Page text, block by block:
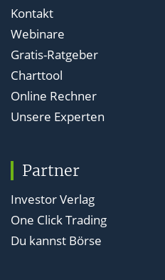
Kontakt
Webinare
Gratis-Ratgeber
Charttool
Online Rechner
Unsere Experten
Partner
Investor Verlag
One Click Trading
Du kannst Börse